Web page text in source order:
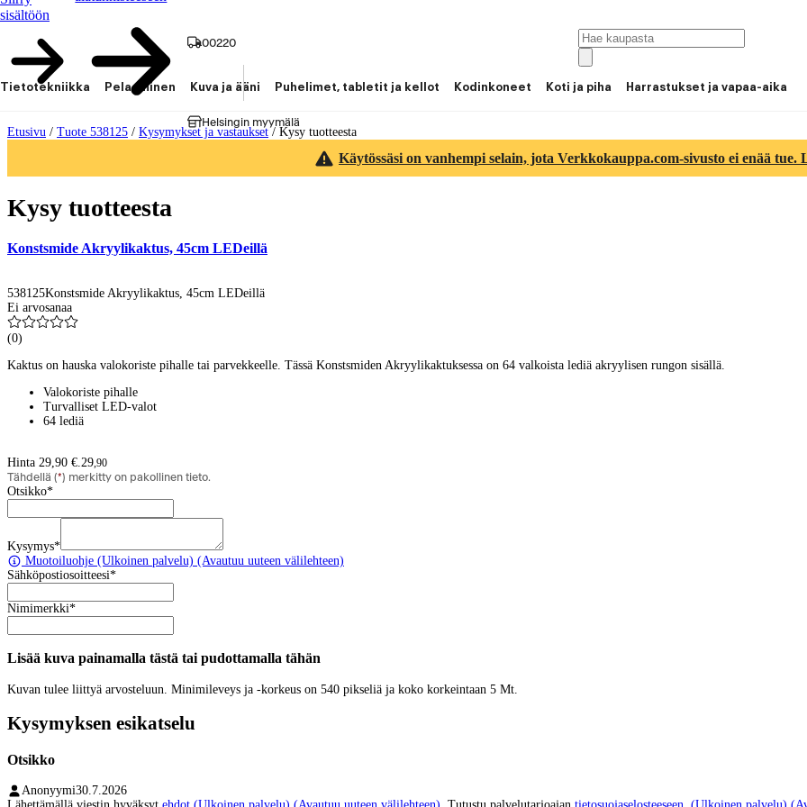
sisältöön
00220
Helsingin myymälä
Tietotekniikka Pelaaminen Kuva ja ääni Puhelimet, tabletit ja kellot Kodinkoneet Koti ja piha Harrastukset ja vapaa-aika
Etusivu / Tuote 538125 / Kysymykset ja vastaukset/ Kysy tuotteesta
Käytössäsi on vanhempi selain, jota Verkkokauppa.com-sivusto ei enää tue.
Kysy tuotteesta
Konstsmide Akryylikaktus, 45cm LEDeillä
538125Konstsmide Akryylikaktus, 45cm LEDeillä
Ei arvosanaa
(0)
Kaktus on hauska valokoriste pihalle tai parvekkeelle. Tässä Konstsmiden Akryylikaktuksessa on 64 valkoista lediä akryylisen rungon sisällä.
Valokoriste pihalle
Turvalliset LED-valot
64 lediä
Hinta 29,90 €.29,90
Tähdellä (*) merkitty on pakollinen tieto.
Otsikko*
Kysymys*
Muotoiluohje (Ulkoinen palvelu) (Avautuu uuteen välilehteen)
Sähköpostiosoitteesi*
Nimimerkki*
Lisää kuva painamalla tästä tai pudottamalla tähän
Kuvan tulee liittyä arvosteluun. Minimileveys ja -korkeus on 540 pikseliä ja koko korkeintaan 5 Mt.
Kysymyksen esikatselu
Otsikko
Anonyymi30.7.2026